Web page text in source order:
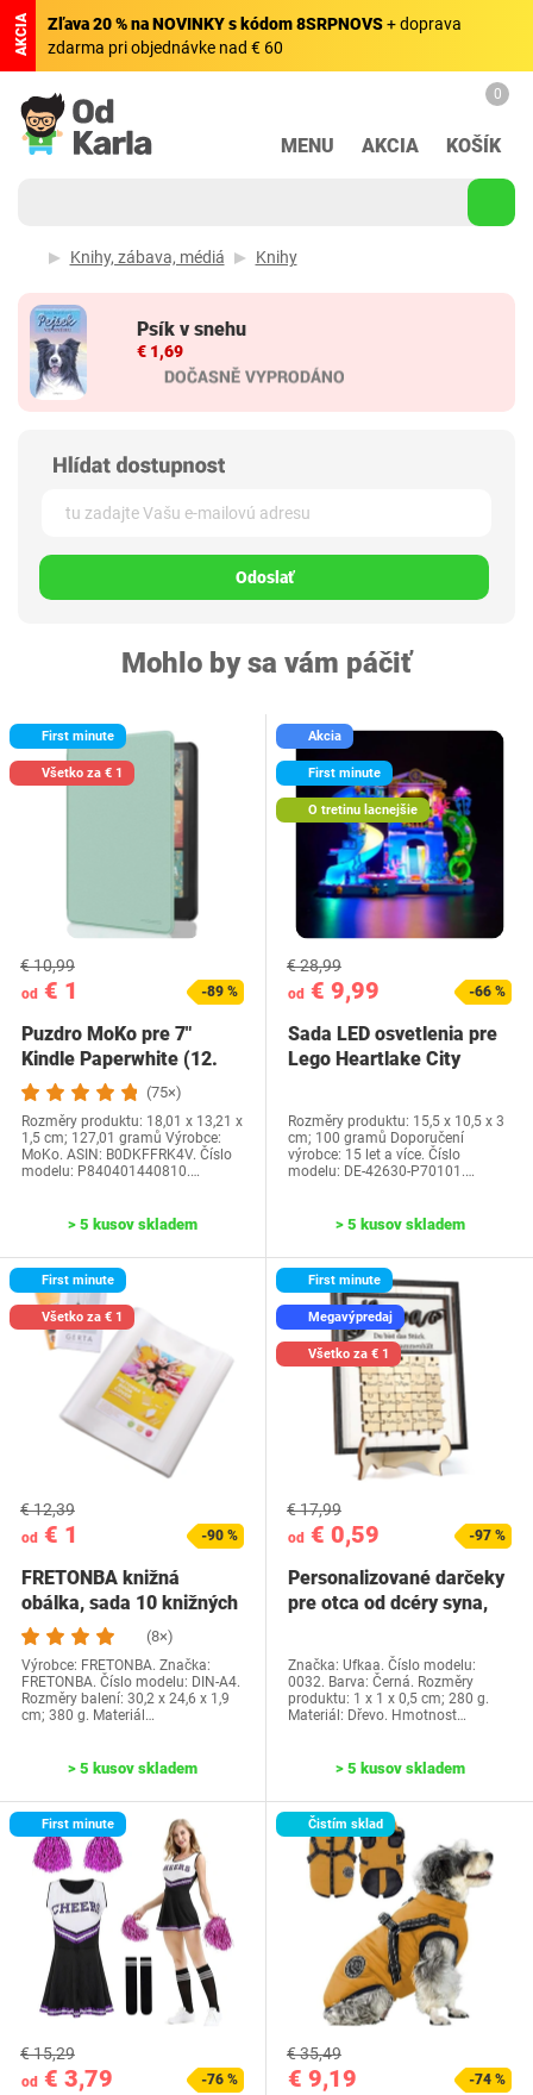
AKCIA Zľava 20 % na NOVINKY s kódom 8SRPNOVS+ doprava
zdarma pri objednávke nad € 60
MENU AKCIA
0
KOŠÍK
Knihy, zábava, médiá Knihy
Psík v snehu
€ 1,69
Odoslať
Mohlo by sa vám páčiť
First minute
Všetko za € 1
od € 1
€ 10,99
-89 %
Puzdro MoKo pre 7"
Kindle Paperwhite (12.
generácia-2024) a…
(75×)
Rozměry produktu: 18,01 x 13,21 x
1,5 cm; 127,01 gramů Výrobce:
MoKo. ASIN: B0DKFFRK4V. Číslo
modelu: P840401440810.…
> 5 kusov skladem
Akcia
First minute
O tretinu lacnejšie
od € 9,99
€ 28,99
-66 %
Sada LED osvetlenia pre
Lego Heartlake City
Rozměry produktu: 15,5 x 10,5 x 3
cm; 100 gramů Doporučení
výrobce: 15 let a více. Číslo
modelu: DE-42630-P70101.…
> 5 kusov skladem
First minute
Všetko za € 1
od € 1
€ 12,39
-90 %
FRETONBA knižná
obálka, sada 10 knižných
dosiek, priehľadné…
(8×)
Výrobce: FRETONBA. Značka:
FRETONBA. Číslo modelu: DIN-A4.
Rozměry balení: 30,2 x 24,6 x 1,9
cm; 380 g. Materiál…
> 5 kusov skladem
First minute
Megavýpredaj
Všetko za € 1
od € 0,59
€ 17,99
-97 %
Personalizované darčeky
pre otca od dcéry syna,
Značka: Ufkaa. Číslo modelu:
0032. Barva: Černá. Rozměry
produktu: 1 x 1 x 0,5 cm; 280 g.
Materiál: Dřevo. Hmotnost…
> 5 kusov skladem
First minute
od € 3,79
€ 15,29
-76 %
Čistím sklad
€ 9,19
€ 35,49
-74 %